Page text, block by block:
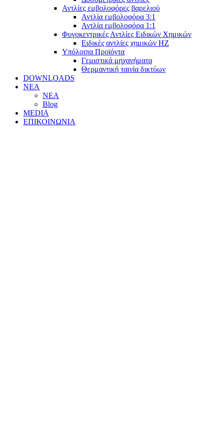
Αντλίες εμβολοφόρες βαρελιού
Αντλία εμβολοφόρα 3:1
Αντλία εμβολοφόρα 1:1
Φυγοκεντρικές Αντλίες Ειδικών Χημικών
Ειδικές αντλίες χημικών ΗΖ
Υπόλοιπα Προϊόντα
Γεμιστικά μηχανήματα
Θερμαντική ταινία δικτύων
DOWNLOADS
ΝΕΑ
ΝΕΑ
Blog
MEDIA
ΕΠΙΚΟΙΝΩΝΙΑ